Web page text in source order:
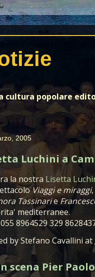
cultura popolare
2005
Luchini a
la nostra Lisetta
Viaggi e miraggi
Tassinarie
mediterranee.
8964529 329
byStefano Cavalliniat
scena Pier